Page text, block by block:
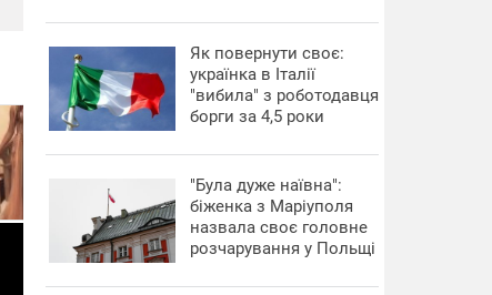
​Як повернути своє:
українка в Італії
"вибила" з роботодавця
борги за 4,5 роки
"Була дуже наївна":
біженка з Маріуполя
назвала своє головне
розчарування у Польщі